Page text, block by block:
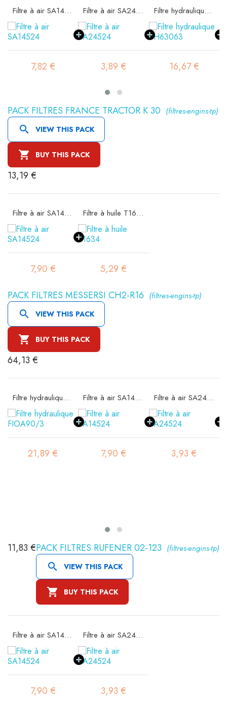
Filtre à air SA14524
7,82 €
Filtre à air SA24524
3,89 €
Filtre hydraulique SH63063
16,67 €
PACK FILTRES FRANCE TRACTOR K 30 (filtres-engins-tp)
 VIEW THIS PACK
 BUY THIS PACK
13,19 €
Filtre à air SA14524
7,90 €
Filtre à huile T1634
5,29 €
PACK FILTRES MESSERSI CH2-R16 (filtres-engins-tp)
 VIEW THIS PACK
 BUY THIS PACK
64,13 €
Filtre hydraulique FIOA90/3
21,89 €
Filtre à air SA14524
7,90 €
Filtre à air SA24524
3,93 €
PACK FILTRES RUFENER 02-123 (filtres-engins-tp)
 VIEW THIS PACK
 BUY THIS PACK
11,83 €
Filtre à air SA14524
7,90 €
Filtre à air SA24524
3,93 €